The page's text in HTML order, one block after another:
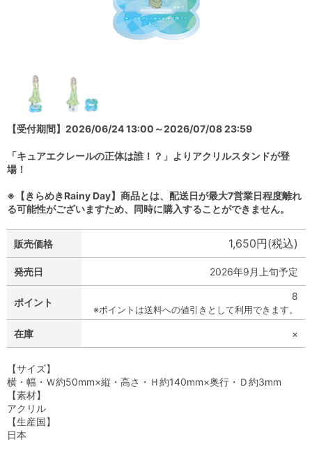
【受付期間】2026/06/24 13:00～2026/07/08 23:59
「キュアエクレールの正体は誰！？」よりアクリルスタンドが登
場！
※【きらめきRainy Day】商品とは、配送日が最大7営業日程度離れ
る可能性がございますため、同時に購入することができません。
販売価格 1,650円(税込)
発売日 2026年9月上旬予定
ポイント
8
※ポイントは送料への値引きとして利用できます。
在庫 ×
【サイズ】
横・幅・Ｗ約50mm×縦・高さ・Ｈ約140mm×奥行・Ｄ約3mm
【素材】
アクリル
【生産国】
日本